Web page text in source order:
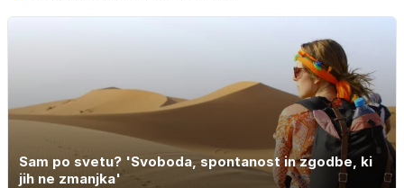
Sam po svetu? 'Svoboda, spontanost in zgodbe, ki
jih ne zmanjka'